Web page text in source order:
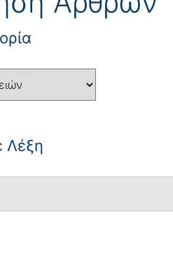
Λέξη